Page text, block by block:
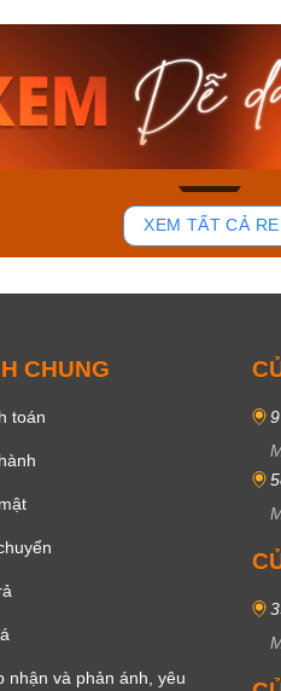
Casio Nam
RS100L-1AVDF
4.276.000₫
3.634.600₫
XEM TẤT CẢ
CHUNG
toán
nhận và phản ánh, yêu